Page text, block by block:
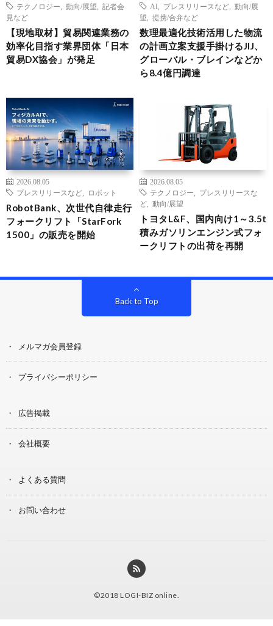
テクノロジー
動向/展望
記者会
見など
【現地取材】貿易関連業務の
効率化目指す業界団体「日本
貿易DX協会」が発足
AI
プレスリリースなど
動向/展
望
提携/合弁など
数理最適化技術活用した物流
の計画立案支援手掛けるJIJ、
グローバル・ブレインなどか
ら8.4億円調達
2026.08.05
プレスリリースなど
ロボット
RobotBank、次世代自律走行
フォークリフト「StarFork
1500」の販売を開始
2026.08.05
テクノロジー
プレスリリースな
ど
動向/展望
トヨタL&F、国内向け1～3.5t
積みガソリンエンジン式フォ
ークリフトの出荷を再開
Back to Top
メルマガ会員登録
プライバシーポリシー
広告掲載
会社概要
よくある質問
お問い合わせ
©2018 LOGI-BIZ online